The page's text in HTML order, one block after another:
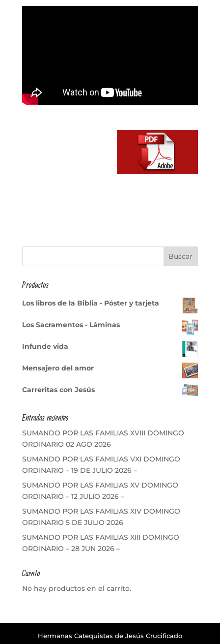
Productos
Los libros de la Biblia - Póster y tarjeta
Los Sacramentos - Láminas
Infunde vida
Mensajero del amor
Carreritas con Jesús
Entradas recientes
SUMANDO POR LAS FAMILIAS XVIII DOMINGO
ORDINARIO 02 AGO 2026
SUMANDO POR LAS FAMILIAS VXI DOMINGO
ORDINARIO – 19 DE JULIO 2026 –
SUMANDO POR LAS FAMILIAS XV DOMINGO
ORDINARIO – 12 JULIO 2026 –
SUMANDO POR LAS FAMILIAS XIV DOMINGO
ORDINARIO 5 DE JULIO 2026
SUMANDO POR LAS FAMILIAS XIII DOMINGO
ORDINARIO – 28 JUN 2026 –
Carrito
No hay productos en el carrito.
Hermanas Catequistas de Jesús Crucificado